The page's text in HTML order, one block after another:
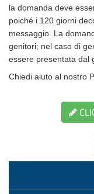
la domanda deve
poiché i 120 giorni
messaggio. La
genitori; nel caso di
essere presentata dal
Chiedi aiuto al nostro